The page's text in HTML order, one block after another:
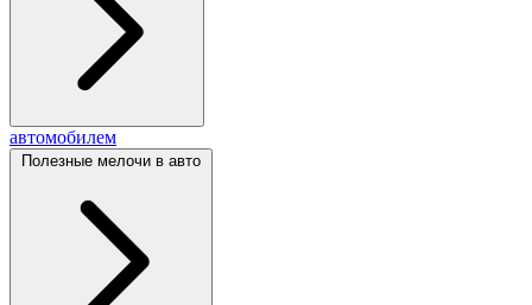
автомобилем
Полезные мелочи в авто